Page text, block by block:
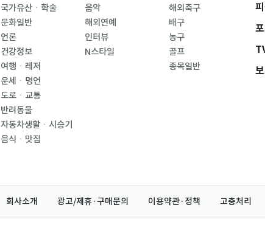
국가유산ㆍ학술
문화일반
언론
건강정보
여행ㆍ레저
운세ㆍ명언
도로ㆍ교통
반려동물
자동차생활ㆍ시승기
음식ㆍ맛집
음악
해외연예
인터뷰
N스타일
해외축구
배구
농구
골프
종목일반
회사소개 광고/제휴·구매문의 이용약관·정책 고충처리